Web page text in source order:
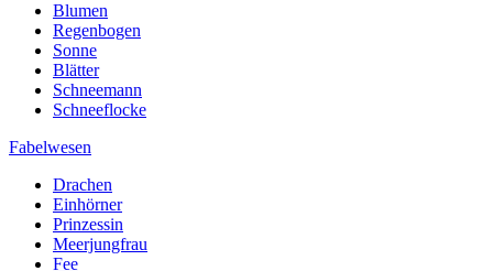
Blumen
Regenbogen
Sonne
Blätter
Schneemann
Schneeflocke
Fabelwesen
Drachen
Einhörner
Prinzessin
Meerjungfrau
Fee